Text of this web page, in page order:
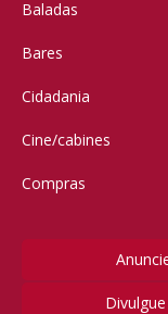
Baladas
Bares
Cidadania
Cine/cabines
Compras